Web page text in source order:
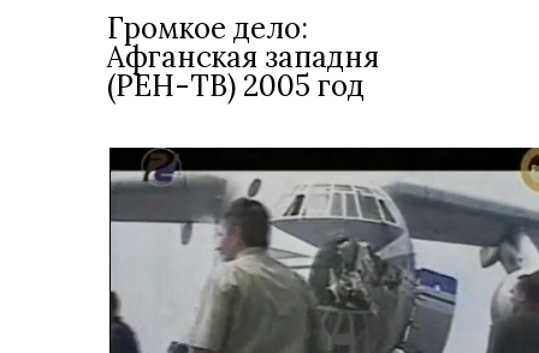
Громкое дело:
Афганская западня
(РЕН-ТВ) 2005 год